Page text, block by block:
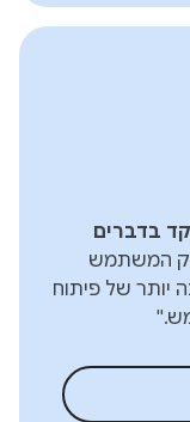
בדברים
המשתמש
יותר של פיתוח